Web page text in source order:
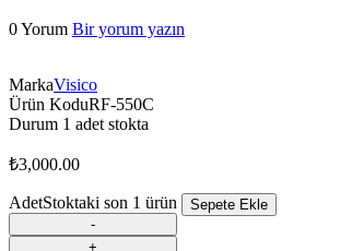
0 Yorum Bir yorum yazın
MarkaVisico
Ürün KoduRF-550C
Durum 1 adet stokta
₺3,000.00
AdetStoktaki son 1 ürün Sepete Ekle